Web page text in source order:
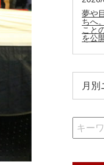
夢や
ちへ
こと
を公
月別